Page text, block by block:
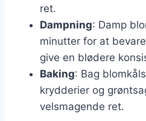
ret.
Dampning: Damp
minutter for at
give en blødere
Baking: Bag
krydderier og
velsmagende ret.